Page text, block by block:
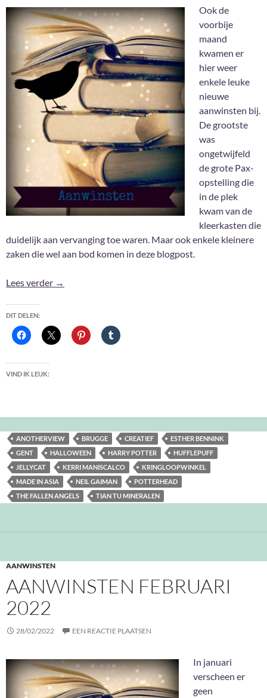
Ook de
voorbije
maand
kwamen er
hier weer
enkele leuke
nieuwe
aanwinsten bij.
De grootste
was
ongetwijfeld
de grote Pax-
opstelling die
in de plek
kwam van de
kleerkasten die
duidelijk aan vervanging toe waren. Maar ook enkele kleinere
zaken die wel aan bod komen in deze blogpost.
Lees verder Aanwinsten September 2023
→
DIT DELEN:
VIND IK LEUK:
ANOTHERVIEW BRUGGE CREATIEF
ESTHER BENNINK
GENT
HALLOWEEN HARRY POTTER
HUFFLEPUFF
JELLYCAT
KERRI MANISCALCO
KRINGLOOPWINKEL
MADE IN ASIA
NEIL GAIMAN
POTTERHEAD
THE FALLEN ANGELS
TIAN TU MINERALEN
AANWINSTEN
AANWINSTEN FEBRUARI
2022
28/02/2022 EEN REACTIE PLAATSEN
In januari
verscheen er
geen